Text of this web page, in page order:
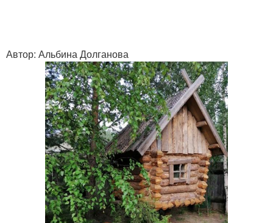
Автор: Альбина Долганова